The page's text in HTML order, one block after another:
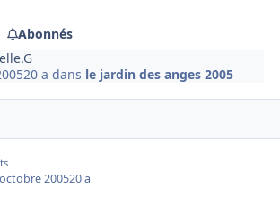
Abonnés
20 a dans le jardin des anges 2005
200520 a